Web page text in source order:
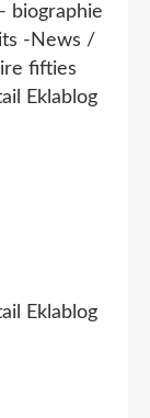
biographie
-News /
fifties
Eklablog
Eklablog